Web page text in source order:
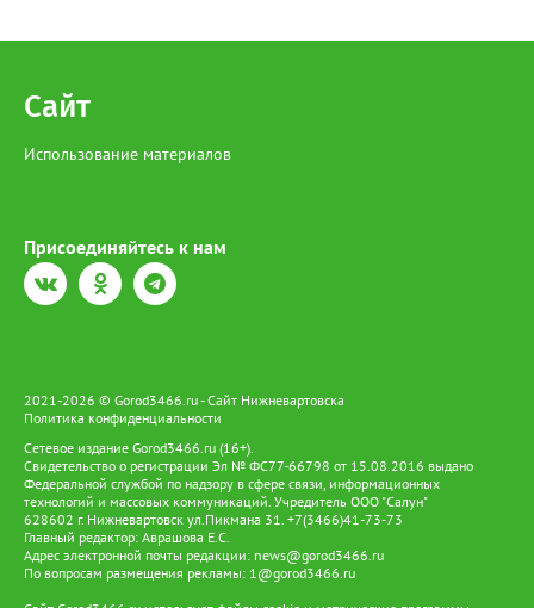
Сайт
Использование материалов
Присоединяйтесь к нам
2021-2026 © Gorod3466.ru - Сайт Нижневартовска
Политика конфиденциальности
Сетевое издание Gorod3466.ru (16+).
Свидетельство о регистрации Эл № ФС77-66798 от 15.08.2016 выдано
Федеральной службой по надзору в сфере связи, информационных
технологий и массовых коммуникаций. Учредитель ООО "Салун"
628602 г. Нижневартовск ул.Пикмана 31. +7(3466)41-73-73
Главный редактор: Аврашова Е.С.
Адрес электронной почты редакции: news@gorod3466.ru
По вопросам размещения рекламы: 1@gorod3466.ru